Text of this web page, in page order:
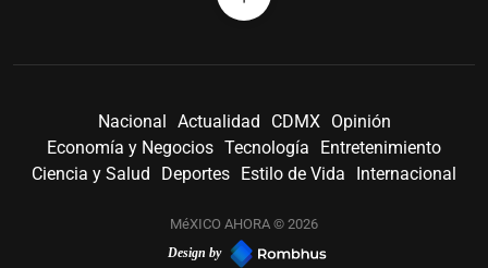
Nacional Actualidad CDMX
Opinión
Economía y Negocios Tecnología
Entretenimiento
Ciencia y Salud
Deportes Estilo de Vida Internacional
MéXICO AHORA © 2026
Design by